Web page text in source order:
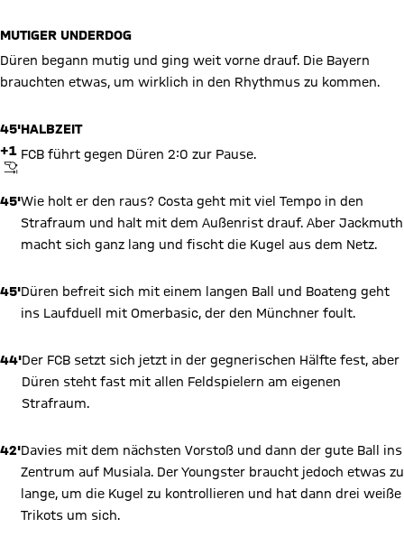
MUTIGER UNDERDOG
Düren begann mutig und ging weit vorne drauf. Die Bayern
brauchten etwas, um wirklich in den Rhythmus zu kommen.
45'
+1
ABPFIFF
HALBZEIT
FCB führt gegen Düren 2:0 zur Pause.
45'Wie holt er den raus? Costa geht mit viel Tempo in den
Strafraum und halt mit dem Außenrist drauf. Aber Jackmuth
macht sich ganz lang und fischt die Kugel aus dem Netz.
45'Düren befreit sich mit einem langen Ball und Boateng geht
ins Laufduell mit Omerbasic, der den Münchner foult.
44'Der FCB setzt sich jetzt in der gegnerischen Hälfte fest, aber
Düren steht fast mit allen Feldspielern am eigenen
Strafraum.
42'Davies mit dem nächsten Vorstoß und dann der gute Ball ins
Zentrum auf Musiala. Der Youngster braucht jedoch etwas zu
lange, um die Kugel zu kontrollieren und hat dann drei weiße
Trikots um sich.
Giphy Inhalte anzeigen